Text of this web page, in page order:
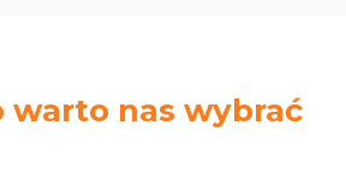
warto nas wybrać